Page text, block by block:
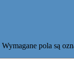
Wymagane pola są